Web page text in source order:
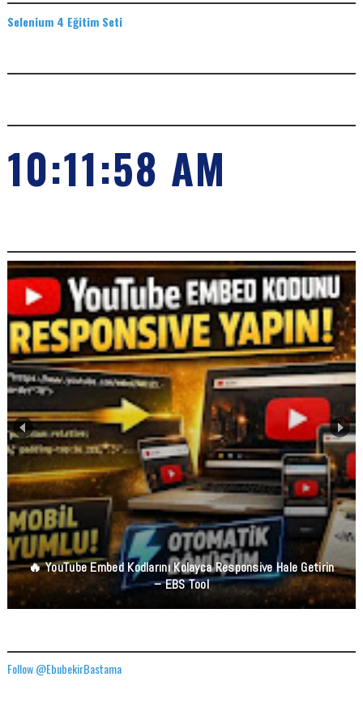
Selenium 4 Eğitim Seti
10:11:58 AM
🔥 YouTube Embed Kodlarını Kolayca Responsive Hale Getirin
– EBS Tool
Follow @EbubekirBastama